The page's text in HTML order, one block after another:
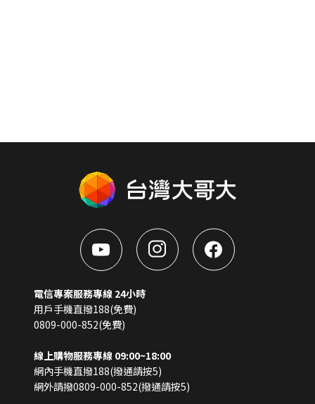
電信專案服務專線 24小時
用戶手機直撥188(免費)
0809-000-852(免費)
線上購物服務專線 09:00~18:00
網內手機直撥188(撥通請按5)
網外請撥0809-000-852(撥通請按5)